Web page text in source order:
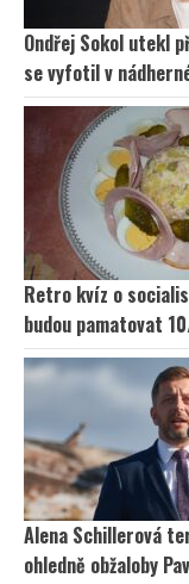
Ondřej Sokol utekl
se vyfotil v
Retro kvíz o
budou pamatovat
Alena Schillerová
ohledně obžaloby